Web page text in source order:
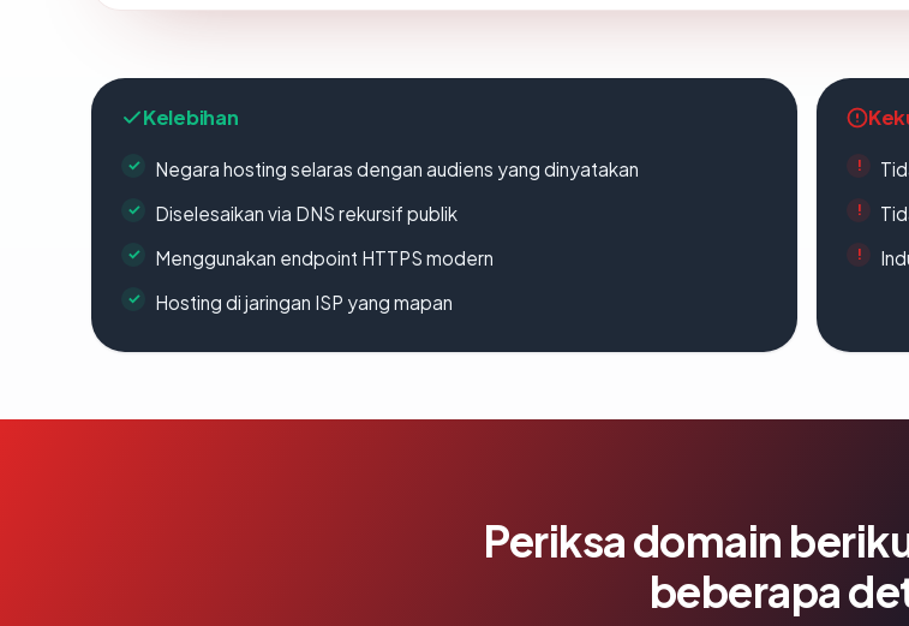
Kelebihan
Negara hosting selaras dengan audiens yang dinyatakan
Diselesaikan via DNS rekursif publik
Menggunakan endpoint HTTPS modern
Hosting di jaringan ISP yang mapan
Periksa domain
beberapa